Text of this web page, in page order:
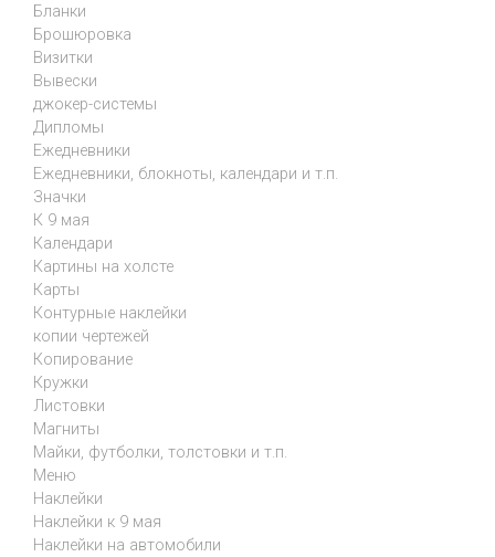
Бланки
Брошюровка
Визитки
Вывески
джокер-системы
Дипломы
Ежедневники
Ежедневники, блокноты, календари и т.п.
Значки
К 9 мая
Календари
Картины на холсте
Карты
Контурные наклейки
копии чертежей
Копирование
Кружки
Листовки
Магниты
Майки, футболки, толстовки и т.п.
Меню
Наклейки
Наклейки к 9 мая
Наклейки на автомобили